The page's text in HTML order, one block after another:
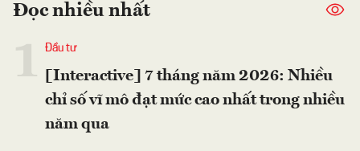
Đọc nhiều nhất
Đầu tư
[Interactive] 7 tháng năm 2026: Nhiều
chỉ số vĩ mô đạt mức cao nhất trong nhiều
năm qua